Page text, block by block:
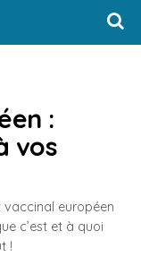
:
vos
vaccinal européen
c’est et à quoi
!